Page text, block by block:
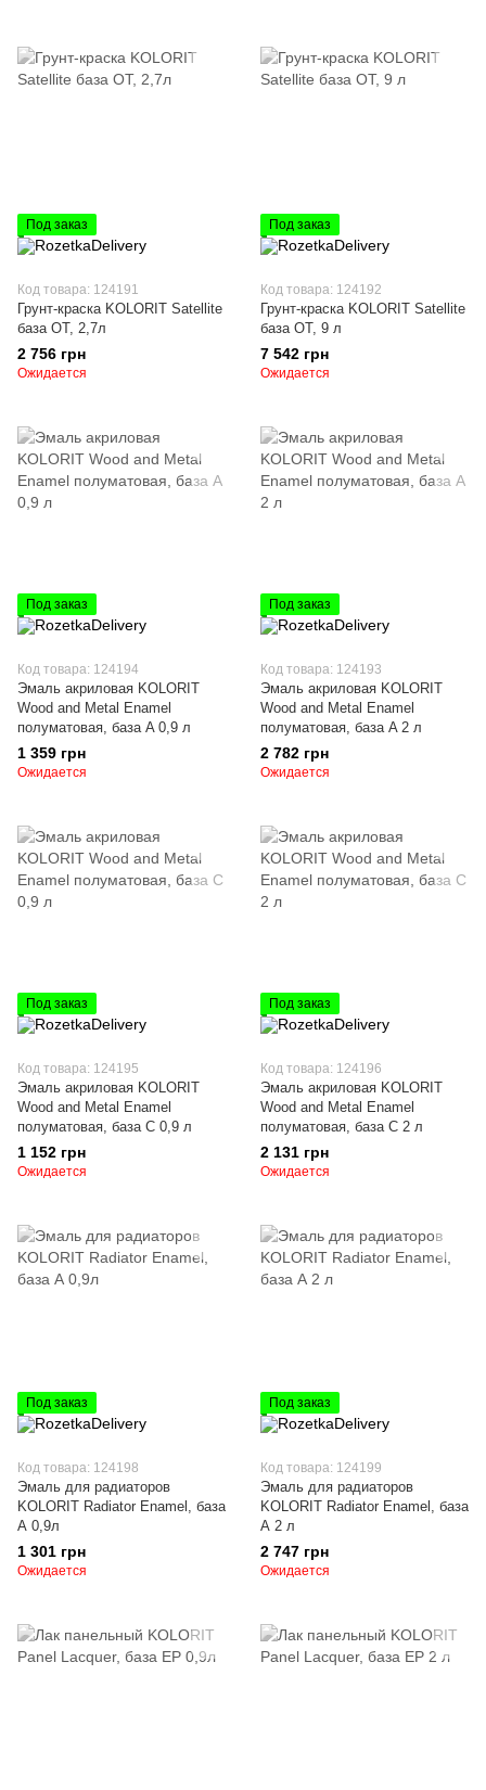
Под заказ
Код товара: 124191
Грунт-краска KOLORIT Satellite
база ОТ, 2,7л
2 756 грн
Ожидается
Под заказ
Код товара: 124192
Грунт-краска KOLORIT Satellite
база ОТ, 9 л
7 542 грн
Ожидается
Под заказ
Код товара: 124194
Эмаль акриловая KOLORIT
Wood and Metal Enamel
полуматовая, база A 0,9 л
1 359 грн
Ожидается
Под заказ
Код товара: 124193
Эмаль акриловая KOLORIT
Wood and Metal Enamel
полуматовая, база A 2 л
2 782 грн
Ожидается
Под заказ
Код товара: 124195
Эмаль акриловая KOLORIT
Wood and Metal Enamel
полуматовая, база С 0,9 л
1 152 грн
Ожидается
Под заказ
Код товара: 124196
Эмаль акриловая KOLORIT
Wood and Metal Enamel
полуматовая, база С 2 л
2 131 грн
Ожидается
Под заказ
Код товара: 124198
Эмаль для радиаторов
KOLORIT Radiator Enamel, база
А 0,9л
1 301 грн
Ожидается
Под заказ
Код товара: 124199
Эмаль для радиаторов
KOLORIT Radiator Enamel, база
А 2 л
2 747 грн
Ожидается